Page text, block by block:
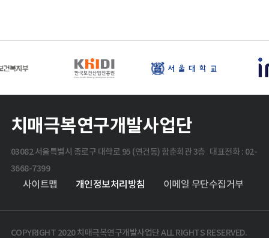
치매극복연구개발사업단
03082 서울특별시 종로구 대학로 95 (연건동) 함춘회관 3층 대표전화 : 02-
3668-7399
사이트맵 개인정보처리방침 이메일 무단수집거부
COPYRIGHT 2020 치매극복연구개발사업단 ALL RIGHTS RESERVED.